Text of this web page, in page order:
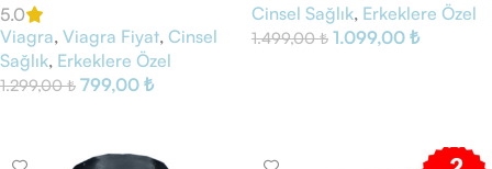
5.0
Viagra, Viagra Fiyat, Cinsel
Sağlık, Erkeklere Özel
1.299,00₺ 799,00 ₺
Cinsel Sağlık, Erkeklere Özel
1.499,00₺ 1.099,00 ₺